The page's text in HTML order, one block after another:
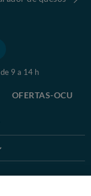
9 a 14 h
OFERTAS-OCU